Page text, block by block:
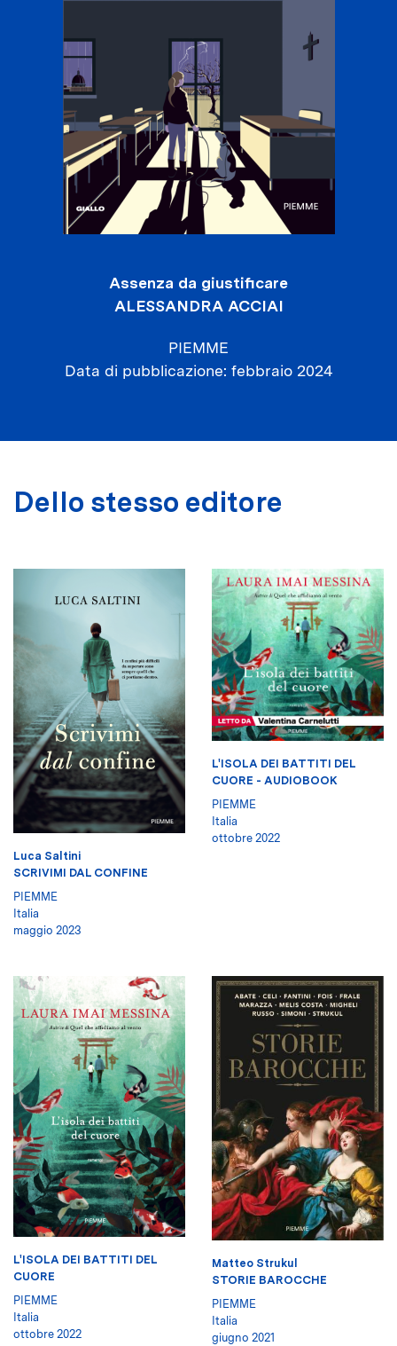
Assenza da giustificare
ALESSANDRA ACCIAI
PIEMME
Data di pubblicazione febbraio 2024
Dello stesso editore
Luca Saltini
SCRIVIMI DAL CONFINE
PIEMME
Italia
maggio 2023
L'ISOLA DEI BATTITI DEL
CUORE - AUDIOBOOK
PIEMME
Italia
ottobre 2022
L'ISOLA DEI BATTITI DEL
CUORE
PIEMME
Italia
ottobre 2022
Matteo Strukul
STORIE BAROCCHE
PIEMME
Italia
giugno 2021